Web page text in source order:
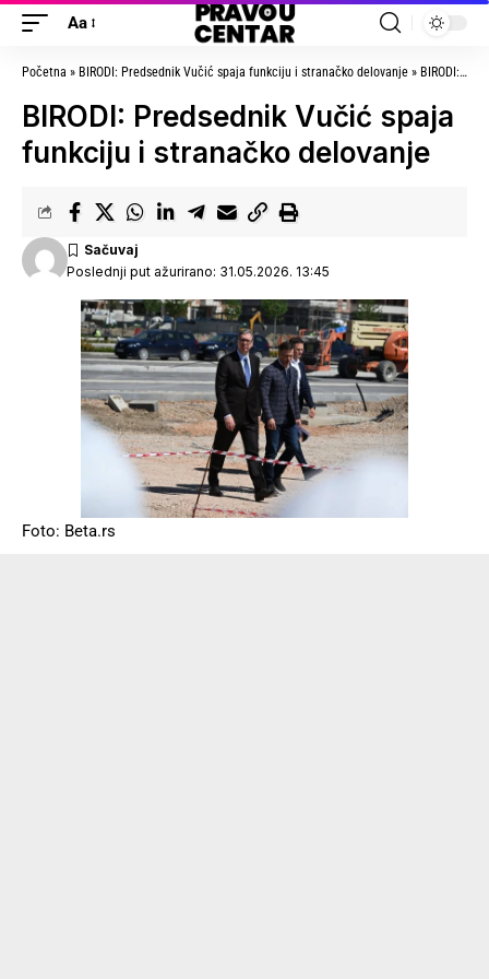
Aa
Početna » BIRODI: Predsednik Vučić spaja funkciju i stranačko delovanje » BIRODI: Predsednik Vučić spaja funkciju i stranačko delovanje
BIRODI: Predsednik Vučić spaja
funkciju i stranačko delovanje
Poslednji put ažurirano: 31.05.2026. 13:45
Foto: Beta.rs